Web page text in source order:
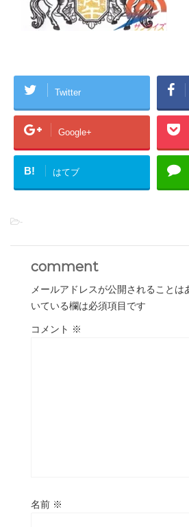
Twitter
Google+
B! はてブ
-
comment
メールアドレスが公開されることは
いている欄は必須項目です
コメント ※
名前 ※